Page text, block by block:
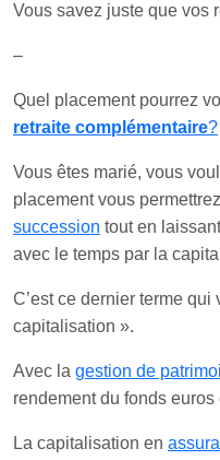
Vous savez juste que vos
–
Quel placement pourrez
retraite complémentaire?
Vous êtes marié, vous
placement vous
succession tout en
avec le temps par la
C’est ce dernier terme
capitalisation ».
Avec la gestion de
rendement du fonds
La capitalisation en